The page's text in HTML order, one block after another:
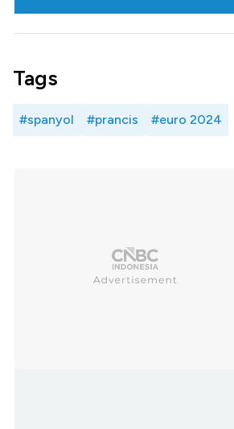
Tags
#spanyol #prancis #euro 2024